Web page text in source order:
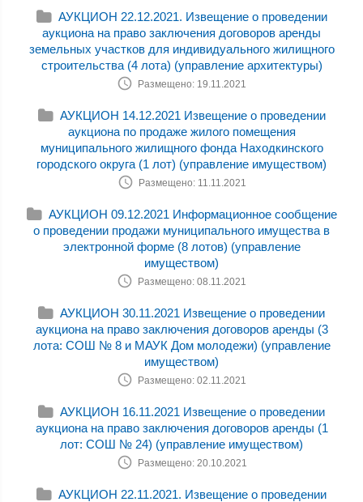
АУКЦИОН 22.12.2021. Извещение о проведении
аукциона на право заключения договоров аренды
земельных участков для индивидуального жилищного
строительства (4 лота) (управление архитектуры)
Размещено: 19.11.2021
АУКЦИОН 14.12.2021 Извещение о проведении
аукциона по продаже жилого помещения
муниципального жилищного фонда Находкинского
городского округа (1 лот) (управление имуществом)
Размещено: 11.11.2021
АУКЦИОН 09.12.2021 Информационное сообщение
о проведении продажи муниципального имущества в
электронной форме (8 лотов) (управление
имуществом)
Размещено: 08.11.2021
АУКЦИОН 30.11.2021 Извещение о проведении
аукциона на право заключения договоров аренды (3
лота: СОШ № 8 и МАУК Дом молодежи) (управление
имуществом)
Размещено: 02.11.2021
АУКЦИОН 16.11.2021 Извещение о проведении
аукциона на право заключения договоров аренды (1
лот: СОШ № 24) (управление имуществом)
Размещено: 20.10.2021
АУКЦИОН 22.11.2021. Извещение о проведении